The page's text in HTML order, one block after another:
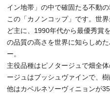
イン地帯」の中で確固たる不動
この「カノンコップ」です。世
ど主に、1990年代から最優秀賞
の品質の高さを世界に知らしめ
ー。
主役品種はピノタージュで畑全
ージュはブッシュヴァインで、
他はカベルネソーヴィニョンが